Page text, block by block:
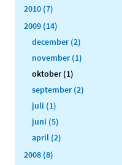
2010 (7)
2009 (14)
december (2)
november (1)
oktober (1)
september (2)
juli (1)
juni (5)
april (2)
2008 (8)